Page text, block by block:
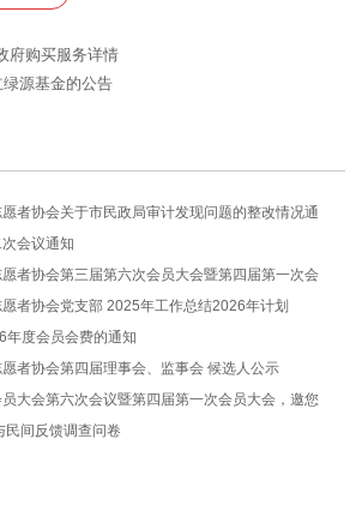
府购买服务详情
源基金的公告
者协会关于市民政局审计发现问题的整改情况通
会议通知
者协会第三届第六次会员大会暨第四届第一次会
者协会党支部 2025年工作总结2026年计划
年度会员会费的通知
者协会第四届理事会、监事会 候选人公示
大会第六次会议暨第四届第一次会员大会，邀您
民间反馈调查问卷